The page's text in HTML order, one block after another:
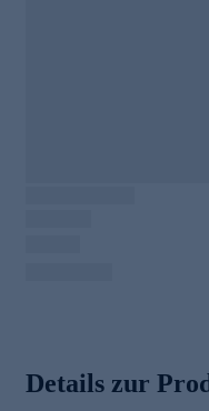
Details zur